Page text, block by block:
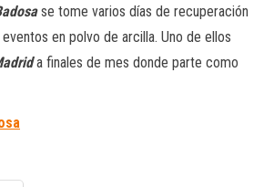
se tome varios días de recuperación
en polvo de arcilla. Uno de ellos
a finales de mes donde parte como